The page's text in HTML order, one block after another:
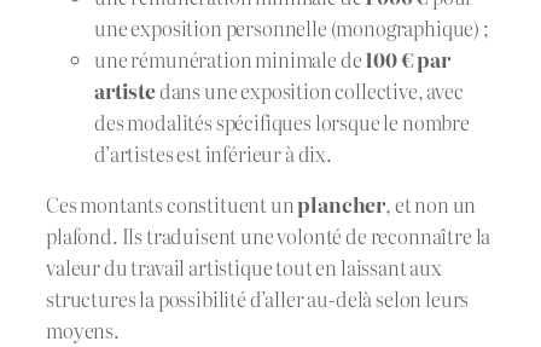
une exposition personnelle (monographique) ;
une rémunération minimale de100 € par
artistedans une exposition collective, avec
des modalités spécifiques lorsque le nombre
d’artistes est inférieur à dix.
Ces montants constituent unplancher, et non un
plafond. Ils traduisent une volonté de reconnaître la
valeur du travail artistique tout en laissant aux
structures la possibilité d’aller au-delà selon leurs
moyens.